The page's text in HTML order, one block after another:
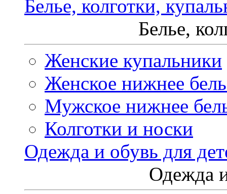
Белье, колготки,
Белье,
Женские купальники
Женское нижнее
Мужское нижнее
Колготки и носки
Одежда и обувь для
Одежда